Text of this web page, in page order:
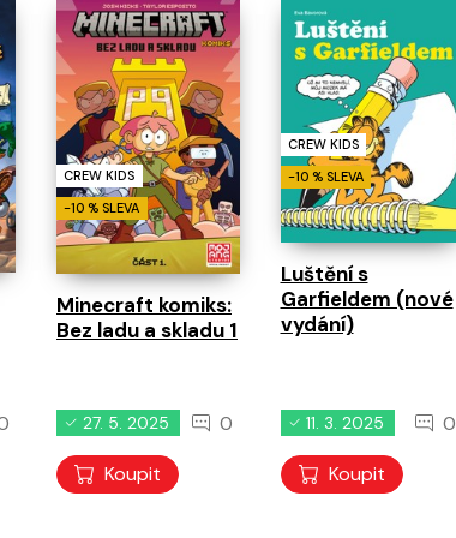
0 0 11. 8. 2026
CREW KIDS
-10 % SLEVA
Minecraft komiks:
Bez ladu a skladu 1
27. 5. 2025
0
Koupit
CREW KIDS
-10 % SLEVA
Luštění s
Garfieldem (nové
vydání)
11. 3. 2025
0
Koupit